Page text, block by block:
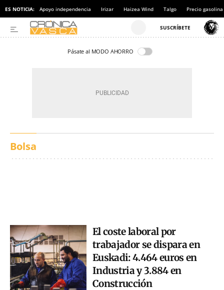
ES NOTICIA: Apoyo independencia Irizar Haizea Wind Talgo Precio gasolina
Pásate al MODO AHORRO
Bolsa
El coste laboral por
trabajador se dispara en
Euskadi: 4.464 euros en
Industria y 3.884 en
Construcción